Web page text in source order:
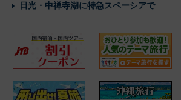
日光・中禅寺湖に特急スペーシアで